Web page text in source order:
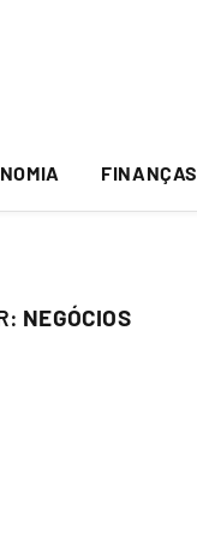
FINANÇAS
NEGÓCIOS